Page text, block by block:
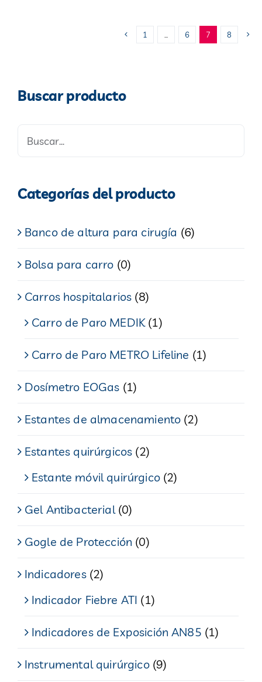
1 … 6 7 8
Buscar producto
Categorías del producto
Banco de altura para cirugía (6)
Bolsa para carro (0)
Carros hospitalarios (8)
Carro de Paro MEDIK (1)
Carro de Paro METRO Lifeline (1)
Dosímetro EOGas (1)
Estantes de almacenamiento (2)
Estantes quirúrgicos (2)
Estante móvil quirúrgico (2)
Gel Antibacterial (0)
Gogle de Protección (0)
Indicadores (2)
Indicador Fiebre ATI (1)
Indicadores de Exposición AN85 (1)
Instrumental quirúrgico (9)